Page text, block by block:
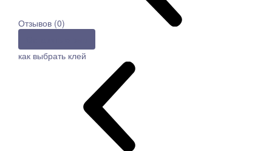
Отзывов (0)
как выбрать клей